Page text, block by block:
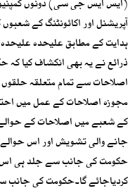
(ایس ایس جی سی) دونوں
آپریشنل اور اکائونٹنگ کے
ہدایت کے مطابق علیحدہ علیحدہ
ذرائع نے یہ بھی انکشاف کیا
اصلاحات سے تمام متعلقہ
مجوزہ اصلاحات کے عمل میں
کے شعبے میں اصلاحات کے
جانے والی تشویش اور اس
حکومت کی جانب سے جلد ہی
کردیاجائے گا۔حکومت کی